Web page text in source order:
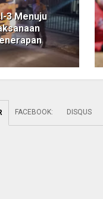
3 Menuju
FACEBOOK: DISQUS